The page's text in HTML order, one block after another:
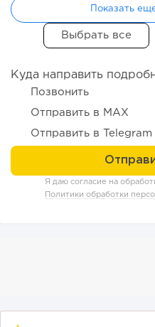
100
миллиарды:...
Показать
Куда направить
Позвонить
Отправить в MAX
Отправить в Telegram
Я даю согласие на
Политики обработки